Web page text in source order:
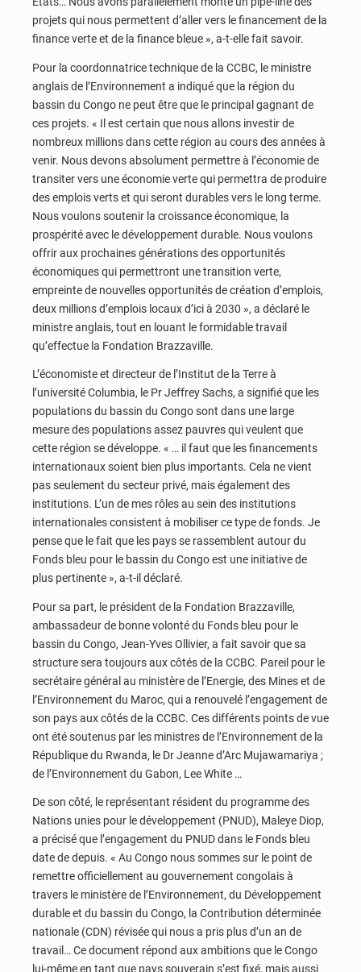
projets qui nous permettent d’aller vers le financement de la
finance verte et de la finance bleue », a-t-elle fait savoir.
Pour la coordonnatrice technique de la CCBC, le ministre
anglais de l’Environnement a indiqué que la région du
bassin du Congo ne peut être que le principal gagnant de
ces projets. « Il est certain que nous allons investir de
nombreux millions dans cette région au cours des années à
venir. Nous devons absolument permettre à l’économie de
transiter vers une économie verte qui permettra de produire
des emplois verts et qui seront durables vers le long terme.
Nous voulons soutenir la croissance économique, la
prospérité avec le développement durable. Nous voulons
offrir aux prochaines générations des opportunités
économiques qui permettront une transition verte,
empreinte de nouvelles opportunités de création d’emplois,
deux millions d’emplois locaux d’ici à 2030 », a déclaré le
ministre anglais, tout en louant le formidable travail
qu’effectue la Fondation Brazzaville.
L’économiste et directeur de l’Institut de la Terre à
l’université Columbia, le Pr Jeffrey Sachs, a signifié que les
populations du bassin du Congo sont dans une large
mesure des populations assez pauvres qui veulent que
cette région se développe. « … il faut que les financements
internationaux soient bien plus importants. Cela ne vient
pas seulement du secteur privé, mais également des
institutions. L’un de mes rôles au sein des institutions
internationales consistent à mobiliser ce type de fonds. Je
pense que le fait que les pays se rassemblent autour du
Fonds bleu pour le bassin du Congo est une initiative de
plus pertinente », a-t-il déclaré.
Pour sa part, le président de la Fondation Brazzaville,
ambassadeur de bonne volonté du Fonds bleu pour le
bassin du Congo, Jean-Yves Ollivier, a fait savoir que sa
structure sera toujours aux côtés de la CCBC. Pareil pour le
secrétaire général au ministère de l’Energie, des Mines et de
l’Environnement du Maroc, qui a renouvelé l’engagement de
son pays aux côtés de la CCBC. Ces différents points de vue
ont été soutenus par les ministres de l’Environnement de la
République du Rwanda, le Dr Jeanne d’Arc Mujawamariya ;
de l’Environnement du Gabon, Lee White …
De son côté, le représentant résident du programme des
Nations unies pour le développement (PNUD), Maleye Diop,
a précisé que l’engagement du PNUD dans le Fonds bleu
date de depuis. « Au Congo nous sommes sur le point de
remettre officiellement au gouvernement congolais à
travers le ministère de l’Environnement, du Développement
durable et du bassin du Congo, la Contribution déterminée
nationale (CDN) révisée qui nous a pris plus d’un an de
travail… Ce document répond aux ambitions que le Congo
lui-même en tant que pays souverain s’est fixé, mais aussi